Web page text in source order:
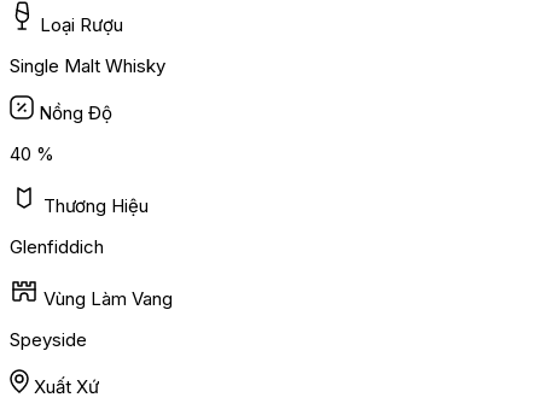
Loại Rượu
Single Malt Whisky
Nồng Độ
40 %
Thương Hiệu
Glenfiddich
Vùng Làm Vang
Speyside
Xuất Xứ